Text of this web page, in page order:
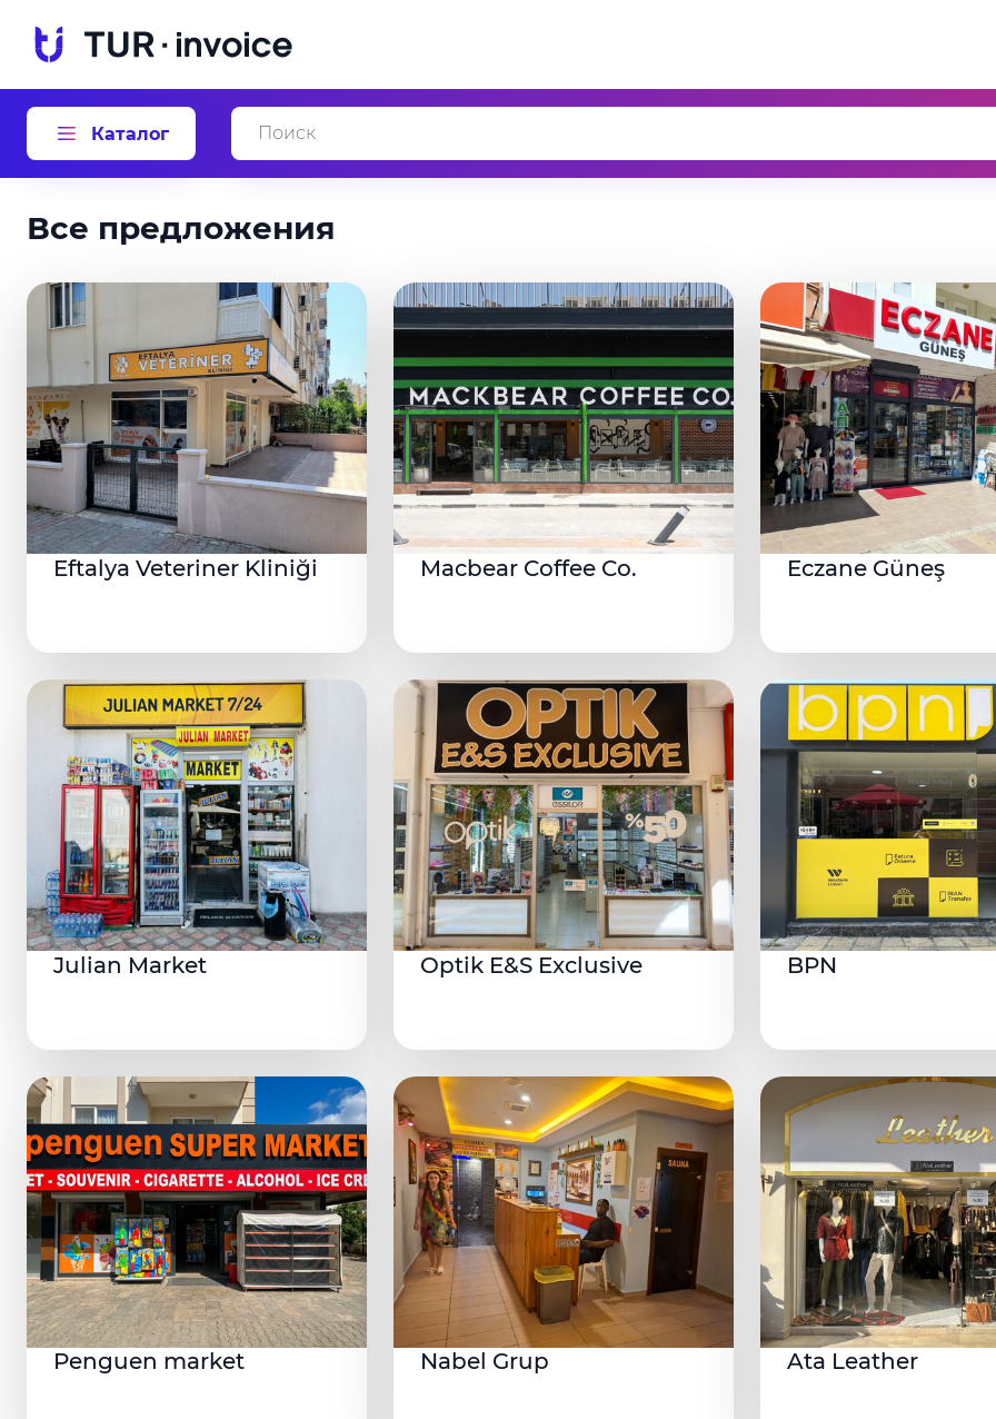
Каталог
Все предложения
Eftalya Veteriner Kliniği Macbear Coffee Co. Eczane Güneş
Julian Market Optik E&S Exclusive BPN
Penguen market Nabel Grup Ata Leather